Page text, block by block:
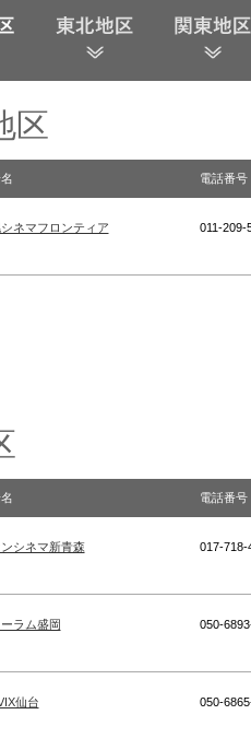
区
電話番号
ネマフロンティア 011-209-
電話番号
シネマ新青森 017-718-
ラム盛岡 050-
仙台 050-